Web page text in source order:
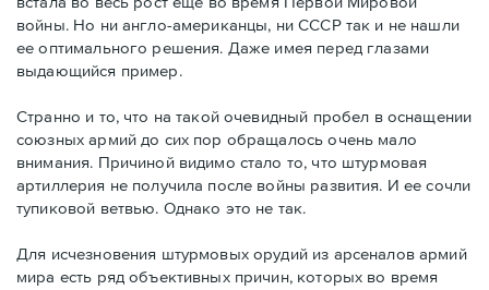
войны. Но ни англо-американцы, ни СССР так и не нашли
ее оптимального решения. Даже имея перед глазами
выдающийся пример.
Странно и то, что на такой очевидный пробел в оснащении
союзных армий до сих пор обращалось очень мало
внимания. Причиной видимо стало то, что штурмовая
артиллерия не получила после войны развития. И ее сочли
тупиковой ветвью. Однако это не так.
Для исчезновения штурмовых орудий из арсеналов армий
мира есть ряд объективных причин, которых во время